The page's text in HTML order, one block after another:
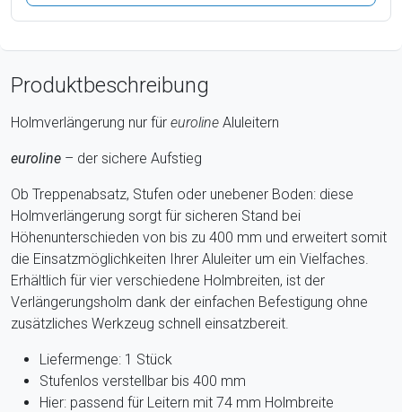
Produktbeschreibung
Holmverlängerung nur für euroline Aluleitern
euroline – der sichere Aufstieg
Ob Treppenabsatz, Stufen oder unebener Boden: diese
Holmverlängerung sorgt für sicheren Stand bei
Höhenunterschieden von bis zu 400 mm und erweitert somit
die Einsatzmöglichkeiten Ihrer Aluleiter um ein Vielfaches.
Erhältlich für vier verschiedene Holmbreiten, ist der
Verlängerungsholm dank der einfachen Befestigung ohne
zusätzliches Werkzeug schnell einsatzbereit.
Liefermenge: 1 Stück
Stufenlos verstellbar bis 400 mm
Hier: passend für Leitern mit 74 mm Holmbreite